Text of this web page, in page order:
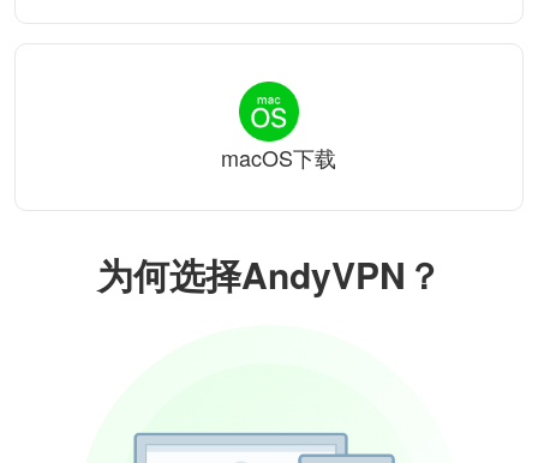
为何选择AndyVPN？
macOS下载